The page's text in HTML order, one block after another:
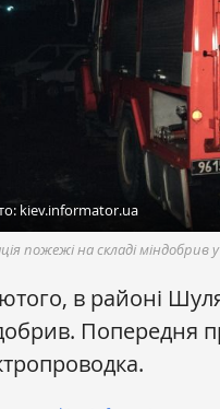
kiev.informator.ua
пожежі на складі міндобрив
в районі
Попередня